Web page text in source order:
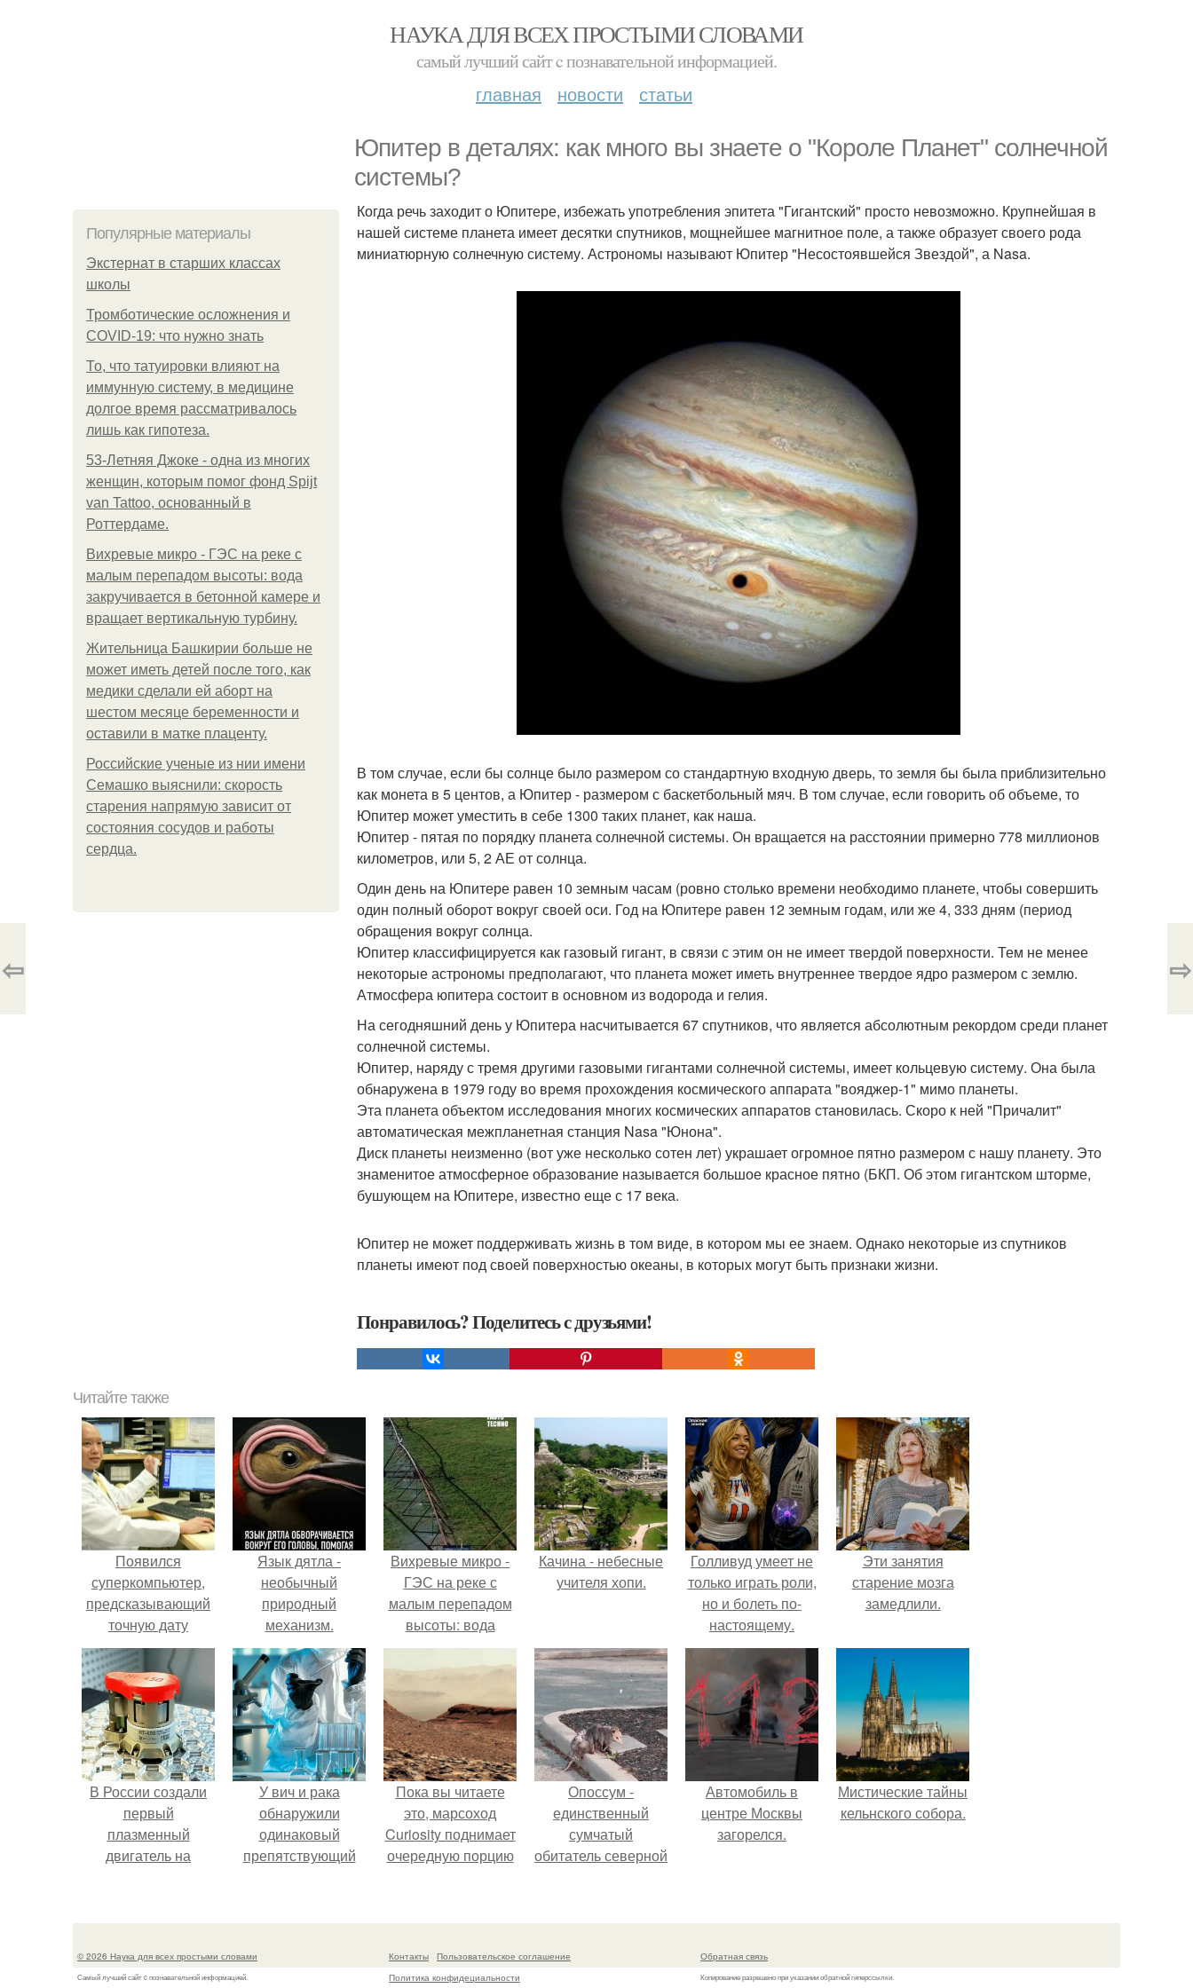
НАУКА ДЛЯ ВСЕХ ПРОСТЫМИ СЛОВАМИ
самый лучший сайт c познавательной информацией.
главная новости статьи
Юпитер в деталях: как много вы знаете о "Короле Планет" солнечной
системы?
Популярные материалы
Экстернат в старших классах
школы
Тромботические осложнения и
COVID-19: что нужно знать
То, что татуировки влияют на
иммунную систему, в медицине
долгое время рассматривалось
лишь как гипотеза.
53-Летняя Джоке - одна из многих
женщин, которым помог фонд Spijt
van Tattoo, основанный в
Роттердаме.
Вихревые микро - ГЭС на реке с
малым перепадом высоты: вода
закручивается в бетонной камере и
вращает вертикальную турбину.
Жительница Башкирии больше не
может иметь детей после того, как
медики сделали ей аборт на
шестом месяце беременности и
оставили в матке плаценту.
Российские ученые из нии имени
Семашко выяснили: скорость
старения напрямую зависит от
состояния сосудов и работы
сердца.
Когда речь заходит о Юпитере, избежать употребления эпитета "Гигантский" просто невозможно. Крупнейшая в
нашей системе планета имеет десятки спутников, мощнейшее магнитное поле, а также образует своего рода
миниатюрную солнечную систему. Астрономы называют Юпитер "Несостоявшейся Звездой", а Nasa.
В том случае, если бы солнце было размером со стандартную входную дверь, то земля бы была приблизительно
как монета в 5 центов, а Юпитер - размером с баскетбольный мяч. В том случае, если говорить об объеме, то
Юпитер может уместить в себе 1300 таких планет, как наша.
Юпитер - пятая по порядку планета солнечной системы. Он вращается на расстоянии примерно 778 миллионов
километров, или 5, 2 АЕ от солнца.
Один день на Юпитере равен 10 земным часам (ровно столько времени необходимо планете, чтобы совершить
один полный оборот вокруг своей оси. Год на Юпитере равен 12 земным годам, или же 4, 333 дням (период
обращения вокруг солнца.
Юпитер классифицируется как газовый гигант, в связи с этим он не имеет твердой поверхности. Тем не менее
некоторые астрономы предполагают, что планета может иметь внутреннее твердое ядро размером с землю.
Атмосфера юпитера состоит в основном из водорода и гелия.
На сегодняшний день у Юпитера насчитывается 67 спутников, что является абсолютным рекордом среди планет
солнечной системы.
Юпитер, наряду с тремя другими газовыми гигантами солнечной системы, имеет кольцевую систему. Она была
обнаружена в 1979 году во время прохождения космического аппарата "вояджер-1" мимо планеты.
Эта планета объектом исследования многих космических аппаратов становилась. Скоро к ней "Причалит"
автоматическая межпланетная станция Nasa "Юнона".
Диск планеты неизменно (вот уже несколько сотен лет) украшает огромное пятно размером с нашу планету. Это
знаменитое атмосферное образование называется большое красное пятно (БКП. Об этом гигантском шторме,
бушующем на Юпитере, известно еще с 17 века.
Юпитер не может поддерживать жизнь в том виде, в котором мы ее знаем. Однако некоторые из спутников
планеты имеют под своей поверхностью океаны, в которых могут быть признаки жизни.
Понравилось? Поделитесь с друзьями!
⇦ ⇨
Читайте также
Появился
суперкомпьютер,
предсказывающий
точную дату
смерти.
Язык дятла -
необычный
природный
механизм.
Вихревые микро -
ГЭС на реке с
малым перепадом
высоты: вода
закручивается в
бетонной камере и
вращает
вертикальную
турбину.
Качина - небесные
учителя хопи.
Голливуд умеет не
только играть роли,
но и болеть по-
настоящему.
Эти занятия
старение мозга
замедлили.
В России создали
первый
плазменный
двигатель на
У вич и рака
обнаружили
одинаковый
препятствующий
Пока вы читаете
это, марсоход
Curiosity поднимает
очередную порцию
Опоссум -
единственный
сумчатый
обитатель северной
Автомобиль в
центре Москвы
загорелся.
Мистические тайны
кельнского собора.
© 2026 Наука для всех простыми словами
Самый лучший сайт c познавательной информацией.
Контакты
Пользовательское соглашение
Политика конфидециальности
Обратная связь
Копирование разрешено при указании обратной гиперссылки.